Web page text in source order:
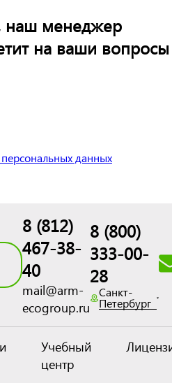
наш менеджер
на ваши вопросы
данных
8 (812)
467-38-
40
mail@arm-
ecogroup.ru
8 (800)
333-00-
28
Санкт-
Петербург
Учебный
центр